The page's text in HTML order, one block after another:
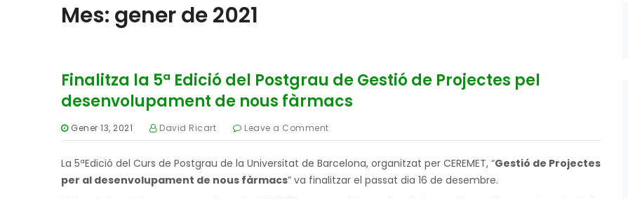
Mes: gener de 2021
Finalitza la 5ª Edició del Postgrau de Gestió de Projectes pel
desenvolupament de nous fàrmacs
Gener 13, 2021 David Ricart Leave a Comment
La 5ªEdició del Curs de Postgrau de la Universitat de Barcelona, organitzat per CEREMET, “Gestió de Projectes
per al desenvolupament de nous fàrmacs” va finalitzar el passat dia 16 de desembre.